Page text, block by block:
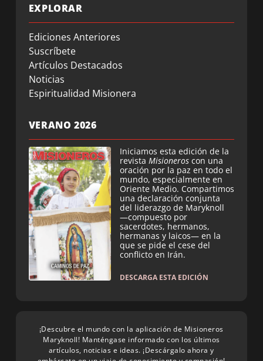
EXPLORAR
Ediciones Anteriores
Suscríbete
Artículos Destacados
Noticias
Espiritualidad Misionera
VERANO 2026
Iniciamos esta edición de la
revista Misioneros con una
oración por la paz en todo el
mundo, especialmente en
Oriente Medio. Compartimos
una declaración conjunta
del liderazgo de Maryknoll
—compuesto por
sacerdotes, hermanos,
hermanas y laicos— en la
que se pide el cese del
conflicto en Irán.
DESCARGA ESTA EDICIÓN
¡Descubre el mundo con la aplicación de Misioneros
Maryknoll! Manténgase informado con los últimos
artículos, noticias e ideas. ¡Descárgalo ahora y